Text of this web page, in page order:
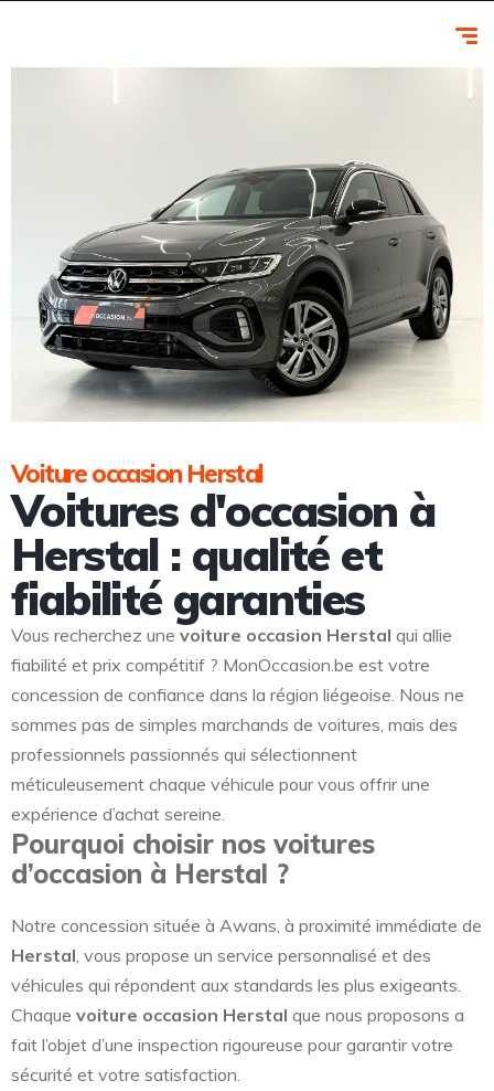
Voiture occasion Herstal
Voitures d'occasion à
Herstal : qualité et
fiabilité garanties
Vous recherchez une voiture occasion Herstal qui allie
fiabilité et prix compétitif ? MonOccasion.be est votre
concession de confiance dans la région liégeoise. Nous ne
sommes pas de simples marchands de voitures, mais des
professionnels passionnés qui sélectionnent
méticuleusement chaque véhicule pour vous offrir une
expérience d’achat sereine.
Pourquoi choisir nos voitures
d’occasion à Herstal ?
Notre concession située à Awans, à proximité immédiate de
Herstal , vous propose un service personnalisé et des
véhicules qui répondent aux standards les plus exigeants.
Chaque voiture occasion Herstal que nous proposons a
fait l’objet d’une inspection rigoureuse pour garantir votre
sécurité et votre satisfaction.